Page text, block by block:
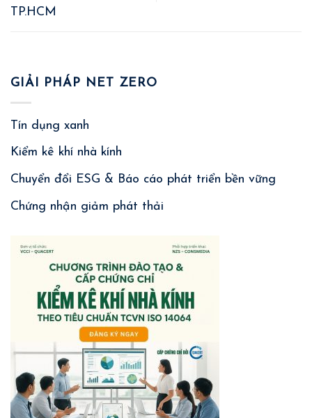
TP.HCM
GIẢI PHÁP NET ZERO
Tín dụng xanh
Kiểm kê khí nhà kính
Chuyển đổi ESG & Báo cáo phát triển bền vững
Chứng nhận giảm phát thải